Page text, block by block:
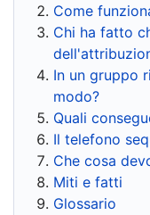
Come
Chi ha fatto
In un gruppo
modo?
Quali
Il telefono
Che cosa
Miti e fatti
Glossario